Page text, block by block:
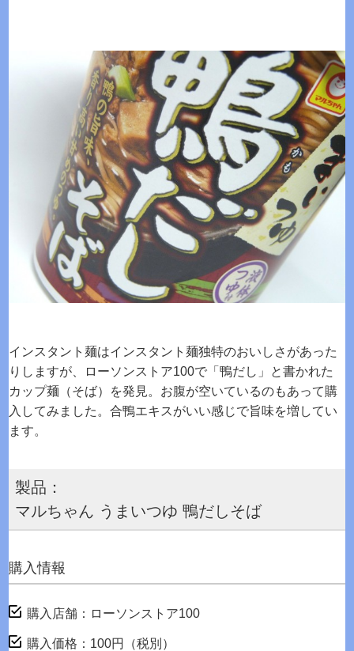
インスタント麺はインスタント麺独特のおいしさがあった
りしますが、ローソンストア100で「鴨だし」と書かれた
カップ麺（そば）を発見。お腹が空いているのもあって購
入してみました。合鴨エキスがいい感じで旨味を増してい
ます。
製品：
マルちゃん うまいつゆ 鴨だしそば
購入情報
購入店舗：ローソンストア100
購入価格：100円（税別）